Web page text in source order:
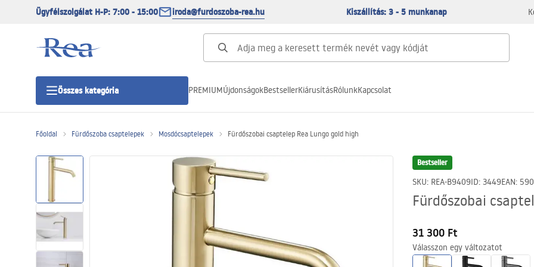
Ügyfélszolgálat H-P: 7:00 - 15:00 iroda@furdoszoba-rea.hu Kiszállítás: 3 - 5 munkanap
Összes kategória
Zuhanyajtó
Zuhanytálcák
Zuhanylefolyók
PREMIUMÚjdonságokBestsellerKiárusításRólunkKapcsolat
Főoldal Fürdőszoba csaptelepek Mosdócsaptelepek Fürdőszobai csaptelep Rea Lungo gold high
Bestseller
SKU: REA-B9409ID: 3449EAN:
Fürdőszobai
31 300 Ft
Válasszon egy változatot